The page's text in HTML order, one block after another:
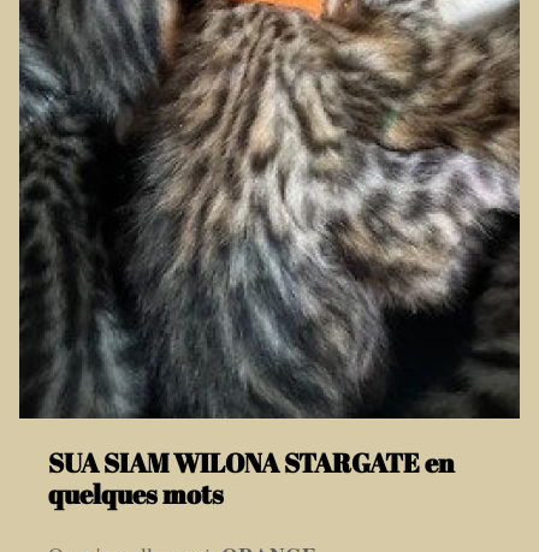
SUA SIAM WILONA STARGATE en
quelques mots